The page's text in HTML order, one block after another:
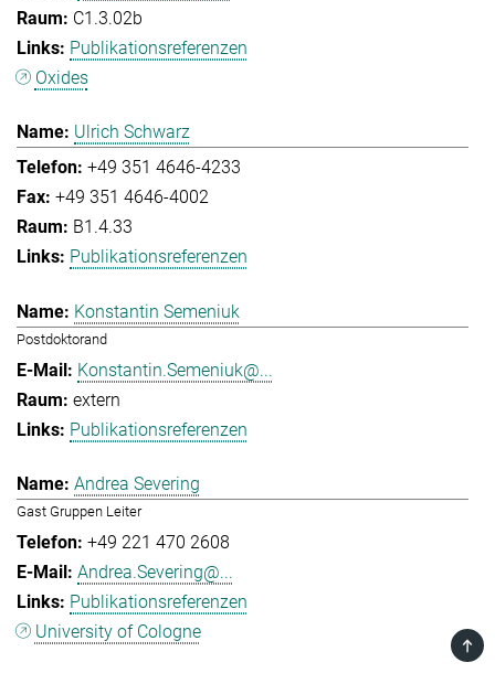
C1.3.02b
Publikationsreferenzen
Oxides
Ulrich Schwarz
+49 351 4646-4233
+49 351 4646-4002
B1.4.33
Publikationsreferenzen
Konstantin Semeniuk
Postdoktorand
Konstantin.Semeniuk@...
extern
Publikationsreferenzen
Andrea Severing
Gast Gruppen Leiter
+49 221 470 2608
Andrea.Severing@...
Publikationsreferenzen
University of Cologne
TOP